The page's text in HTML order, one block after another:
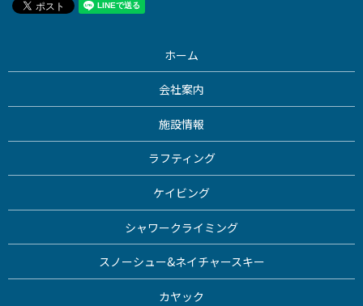
ホーム
会社案内
施設情報
ラフティング
ケイビング
シャワークライミング
スノーシュー&ネイチャースキー
カヤック